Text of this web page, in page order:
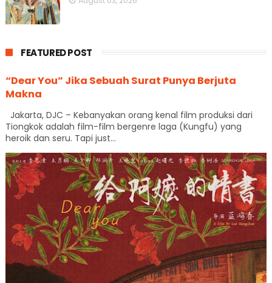
FEATURED POST
“Dear You” Jika Sebuah Surat Punya Berjuta
Makna
Jakarta, DJC – Kebanyakan orang kenal film produksi dari
Tiongkok adalah film-film bergenre laga (Kungfu) yang
heroik dan seru. Tapi just...